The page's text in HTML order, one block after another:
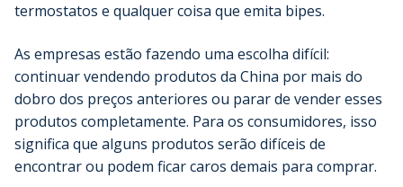
termostatos e qualquer coisa que emita bipes.
As empresas estão fazendo uma escolha difícil:
continuar vendendo produtos da China por mais do
dobro dos preços anteriores ou parar de vender esses
produtos completamente. Para os consumidores, isso
significa que alguns produtos serão difíceis de
encontrar ou podem ficar caros demais para comprar.